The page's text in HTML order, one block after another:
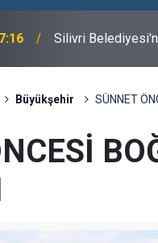
Silivri
Büyükşehir SÜNNET